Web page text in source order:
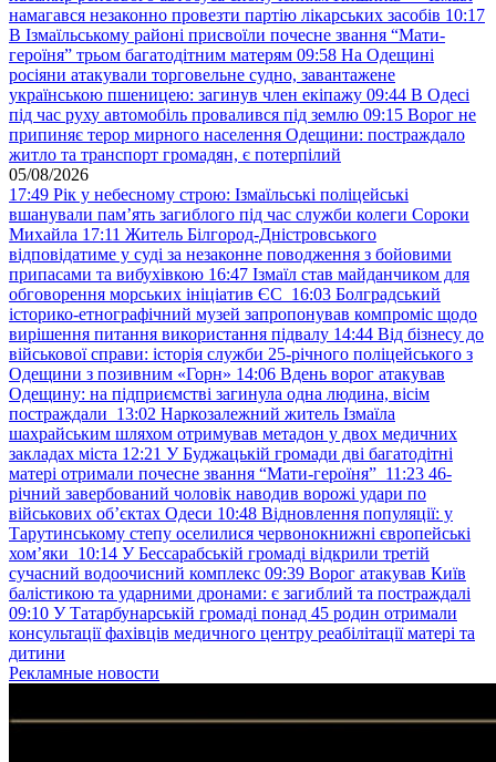
намагався незаконно провезти партію лікарських засобів 10:17
В Ізмаїльському районі присвоїли почесне звання “Мати-
героїня” трьом багатодітним матерям 09:58 На Одещині
росіяни атакували торговельне судно, завантажене
українською пшеницею: загинув член екіпажу 09:44 В Одесі
під час руху автомобіль провалився під землю 09:15 Ворог не
припиняє терор мирного населення Одещини: постраждало
житло та транспорт громадян, є потерпілий
05/08/2026
17:49 Рік у небесному строю: Ізмаїльські поліцейські
вшанували пам’ять загиблого під час служби колеги Сороки
Михайла 17:11 Житель Білгород-Дністровського
відповідатиме у суді за незаконне поводження з бойовими
припасами та вибухівкою 16:47 Ізмаїл став майданчиком для
обговорення морських ініціатив ЄС 16:03 Болградський
історико-етнографічний музей запропонував компроміс щодо
вирішення питання використання підвалу 14:44 Від бізнесу до
військової справи: історія служби 25-річного поліцейського з
Одещини з позивним «Горн» 14:06 Вдень ворог атакував
Одещину: на підприємстві загинула одна людина, вісім
постраждали 13:02 Наркозалежний житель Ізмаїла
шахрайським шляхом отримував метадон у двох медичних
закладах міста 12:21 У Буджацькій громади дві багатодітні
матері отримали почесне звання “Мати-героїня” 11:23 46-
річний завербований чоловік наводив ворожі удари по
військових обʼєктах Одеси 10:48 Відновлення популяції: у
Тарутинському степу оселилися червонокнижні європейські
хом’яки 10:14 У Бессарабській громаді відкрили третій
сучасний водоочисний комплекс 09:39 Ворог атакував Київ
балістикою та ударними дронами: є загиблий та постраждалі
09:10 У Татарбунарській громаді понад 45 родин отримали
консультації фахівців медичного центру реабілітації матері та
дитини
Рекламные новости